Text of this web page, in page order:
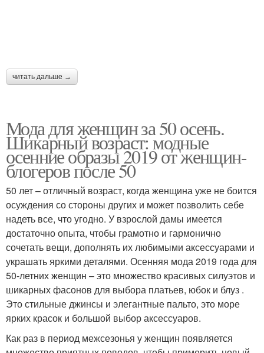
читать дальше →
Мода для женщин за 50 осень.
Шикарный возраст: модные
осенние образы 2019 от женщин-
блогеров после 50
50 лет – отличный возраст, когда женщина уже не боится
осуждения со стороны других и может позволить себе
надеть все, что угодно. У взрослой дамы имеется
достаточно опыта, чтобы грамотно и гармонично
сочетать вещи, дополнять их любимыми аксессуарами и
украшать яркими деталями. Осенняя мода 2019 года для
50-летних женщин – это множество красивых силуэтов и
шикарных фасонов для выбора платьев, юбок и блуз .
Это стильные джинсы и элегантные пальто, это море
ярких красок и большой выбор аксессуаров.
Как раз в период межсезонья у женщин появляется